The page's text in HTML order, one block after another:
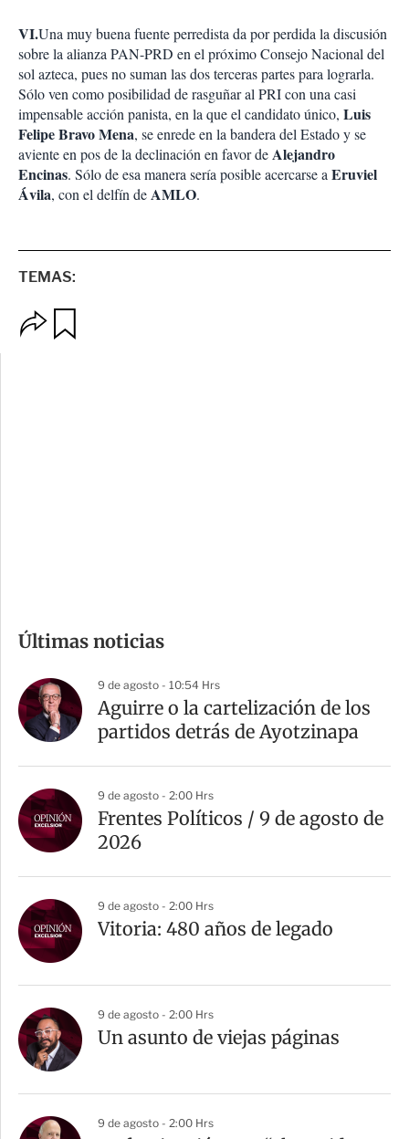
VI.Una muy buena fuente perredista da por perdida la discusión
sobre la alianza PAN-PRD en el próximo Consejo Nacional del
sol azteca, pues no suman las dos terceras partes para lograrla.
Sólo ven como posibilidad de rasguñar al PRI con una casi
impensable acción panista, en la que el candidato único, Luis
Felipe Bravo Mena, se enrede en la bandera del Estado y se
aviente en pos de la declinación en favor deAlejandro
Encinas. Sólo de esa manera sería posible acercarse a Eruviel
Ávila, con el delfín deAMLO.
TEMAS:
p
p
a
r
t
Últimas noticias
9 de agosto - 10:54 Hrs
Aguirre o la cartelización de los
partidos detrás de Ayotzinapa
9 de agosto - 2:00 Hrs
Frentes Políticos / 9 de agosto de
2026
9 de agosto - 2:00 Hrs
Vitoria: 480 años de legado
9 de agosto - 2:00 Hrs
Un asunto de viejas páginas
9 de agosto - 2:00 Hrs